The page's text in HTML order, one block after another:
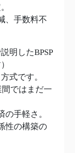
、手数料不
明したBPSP
式です。
ではまだ一
手軽さ。
性の構築の